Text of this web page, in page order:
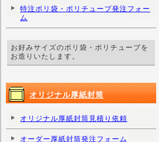
特注ポリ袋・ポリチューブ発注フォー
ム
お好みサイズのポリ袋・ポリチューブを
お造りいたします。
オリジナル厚紙封筒
オリジナル厚紙封筒見積り依頼
オーダー厚紙封筒発注フォーム